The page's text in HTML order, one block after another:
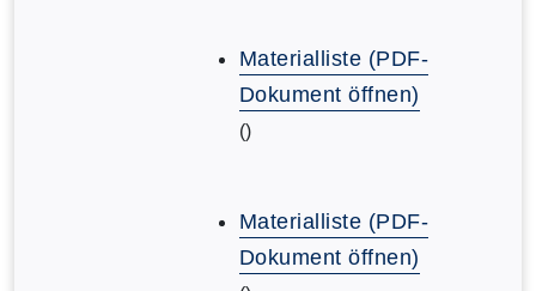
Materialliste (PDF-
Dokument öffnen)
()
Materialliste (PDF-
Dokument öffnen)